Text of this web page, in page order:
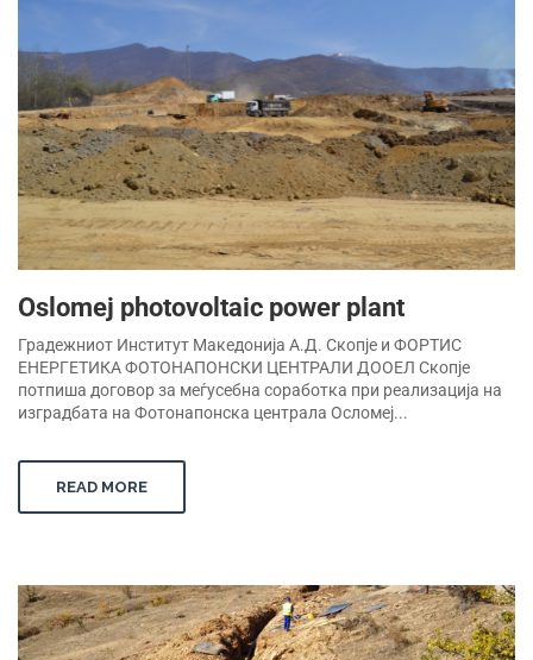
Oslomej photovoltaic power plant
Градежниот Институт Македонија А.Д. Скопје и ФОРТИС
ЕНЕРГЕТИКА ФОТОНАПОНСКИ ЦЕНТРАЛИ ДООЕЛ Скопје
потпиша договор за меѓусебна соработка при реализација на
изградбата на Фотонапонска централа Осломеј...
READ MORE